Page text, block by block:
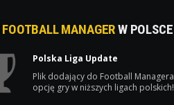
FOOTBALL MANAGERW POLSCE
Polska Liga Update
Plik dodający do Football Managera
opcję gry w niższych ligach polskich!